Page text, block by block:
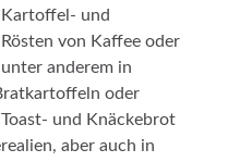
und
von Kaffee oder
anderem in
oder
und Knäckebrot
aber auch in